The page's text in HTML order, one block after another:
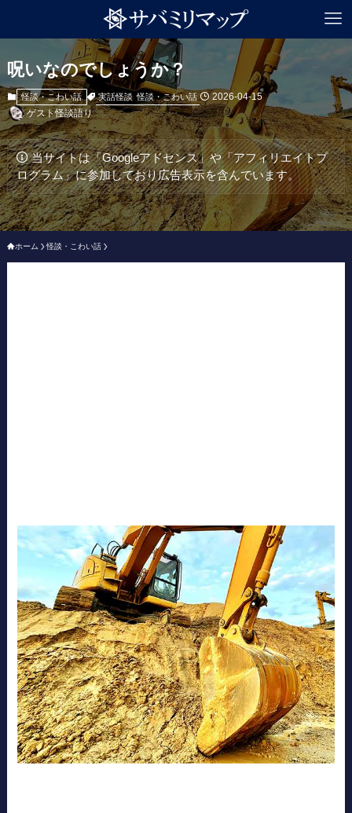
呪いなのでしょうか？
怪談・こわい話 実話怪談 怪談・こわい話
2026-04-15
ゲスト怪談語り
当サイトは「Googleアドセンス」や「アフィリエイトプ
ログラム」に参加しており広告表示を含んでいます。
ホーム 怪談・こわい話